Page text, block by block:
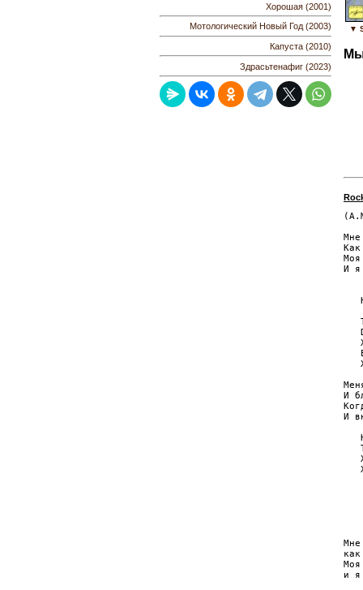
Хорошая (2001)
Мотологический Новый Год (2003)
Капуста (2010)
Здрасьтенафиг (2023)
▼
И
И
И
и